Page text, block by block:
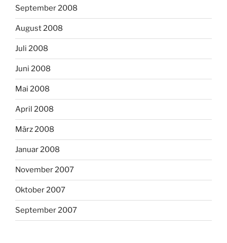
September 2008
August 2008
Juli 2008
Juni 2008
Mai 2008
April 2008
März 2008
Januar 2008
November 2007
Oktober 2007
September 2007